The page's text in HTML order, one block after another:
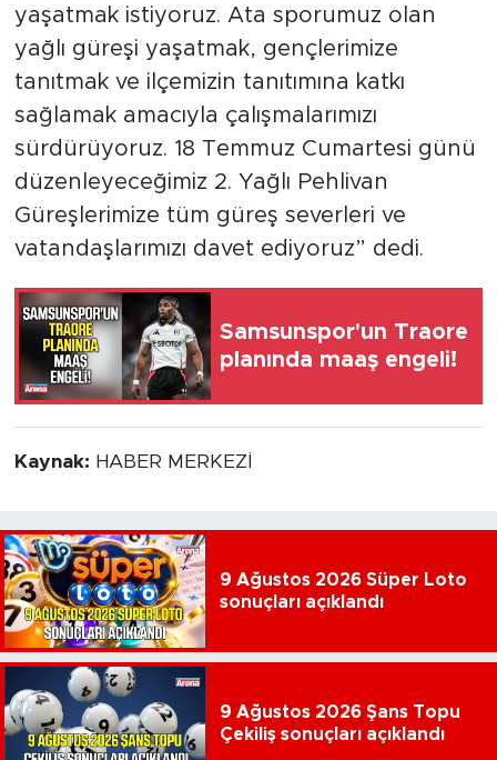
yaşatmak istiyoruz. Ata sporumuz olan
yağlı güreşi yaşatmak, gençlerimize
tanıtmak ve ilçemizin tanıtımına katkı
sağlamak amacıyla çalışmalarımızı
sürdürüyoruz. 18 Temmuz Cumartesi günü
düzenleyeceğimiz 2. Yağlı Pehlivan
Güreşlerimize tüm güreş severleri ve
vatandaşlarımızı davet ediyoruz” dedi.
Samsunspor'un Traore
planında maaş engeli!
Kaynak: HABER MERKEZİ
9 Ağustos 2026 Süper Loto
sonuçları açıklandı
9 Ağustos 2026 Şans Topu
Çekiliş sonuçları açıklandı